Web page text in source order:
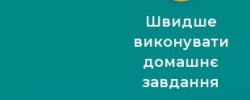
Швидше
виконувати
домашнє
завдання